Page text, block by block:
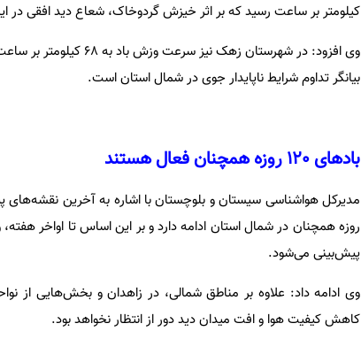
کیلومتر بر ساعت رسید که بر اثر خیزش گردوخاک، شعاع دید افقی در این منطقه تا 800
بیانگر تداوم شرایط ناپایدار جوی در شمال استان است.
بادهای 120 روزه همچنان فعال هستند
روزه همچنان در شمال استان ادامه دارد و بر این اساس تا اواخر
پیش‌بینی می‌شود.
وی ادامه داد: علاوه بر مناطق شمالی، در زاهدان و بخش‌هایی از
کاهش کیفیت هوا و افت میدان دید دور از انتظار نخواهد بود.